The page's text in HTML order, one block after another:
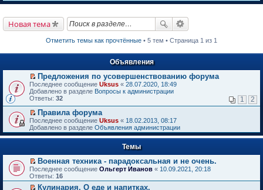
Новая тема
Отметить темы как прочтённые • 5 тем • Страница 1 из 1
Объявления
П
е
р
й
т
и
к
п
в
о
м
у
н
Предложения по усовершенствованию форума
Последнее сообщение Uksus « 28.07.2020, 18:49
Добавлено в разделе Вопросы к администрации
Ответы: 32 1 2
П
е
р
е
т
и
к
п
е
р
Правила форума
Последнее сообщение Uksus « 18.02.2013, 08:17
Добавлено в разделе Объявления администрации
Темы
П
е
р
е
Военная техника - парадоксальная и не очень.
Последнее сообщение Ольгерт Иванов « 10.09.2021, 20:18
Ответы: 16
Кулинария. О еде и напитках.